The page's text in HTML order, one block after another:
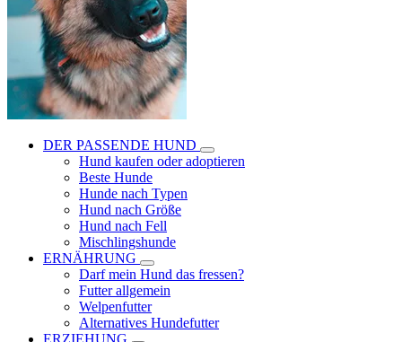
DER PASSENDE HUND
Hund kaufen oder adoptieren
Beste Hunde
Hunde nach Typen
Hund nach Größe
Hund nach Fell
Mischlingshunde
ERNÄHRUNG
Darf mein Hund das fressen?
Futter allgemein
Welpenfutter
Alternatives Hundefutter
ERZIEHUNG